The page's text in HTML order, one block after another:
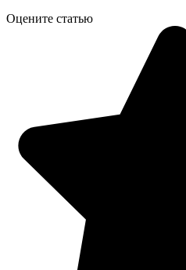
Оцените статью